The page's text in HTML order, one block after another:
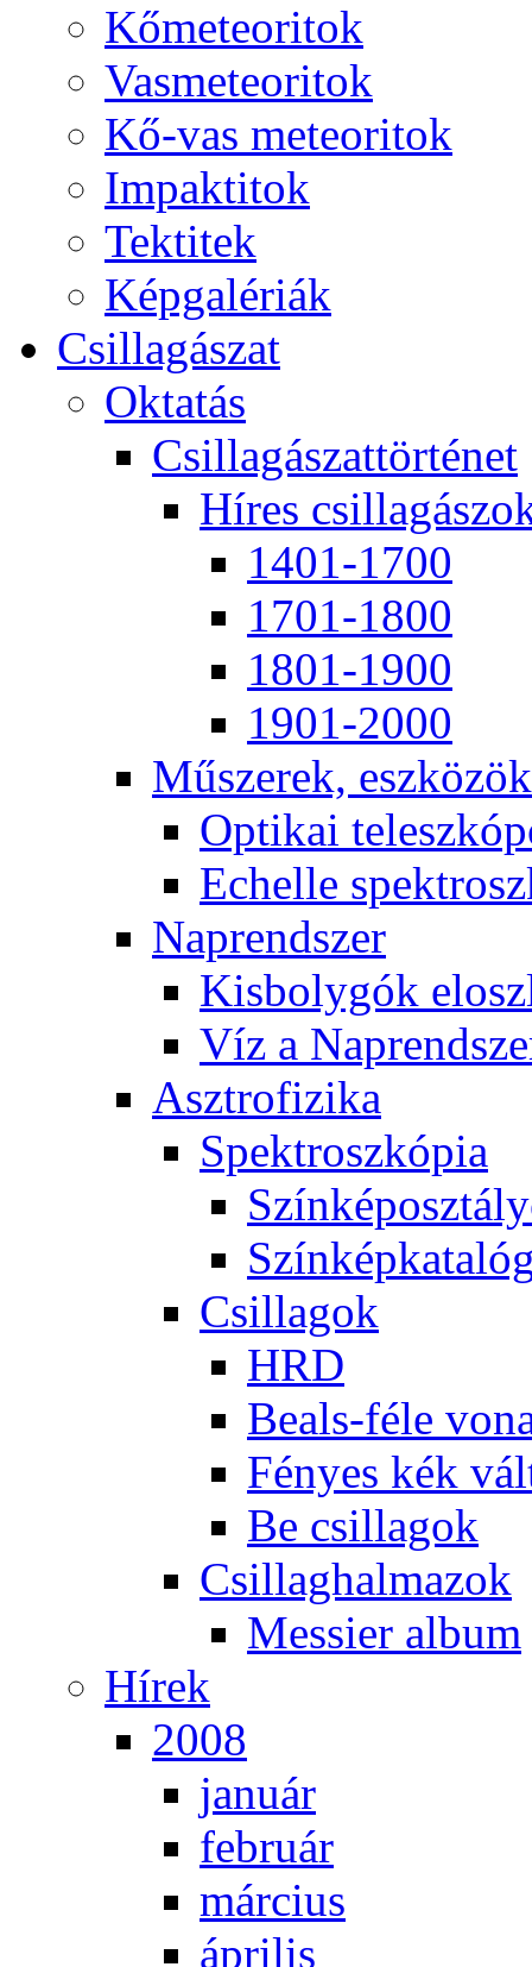
Kő­me­te­o­ri­tok
Vas­me­te­o­ri­tok
Kő-vas me­te­o­ri­tok
Imp­ak­ti­tok
Tek­ti­tek
Kép­ga­lé­ri­ák
Csil­la­gá­szat
Ok­ta­tás
Csil­la­gá­szat­tör­té­net
Hí­res
1401-1700
1701-1800
1801-1900
1901-2000
Mű­sze­rek, esz­kö­zök
Op­ti­kai
Echel­le
Nap­rend­szer
Kis­boly­gók
Víz a
Aszt­ro­fi­zi­ka
Spekt­rosz­kó­pia
Csil­la­gok
HRD
Be­als-fé­le
Fé­nyes kék
Be csil­la­gok
Csil­lag­hal­ma­zok
Mes­si­er al­bum
Hí­rek
2008
ja­nu­ár
feb­ru­ár
már­ci­us
áp­ri­lis